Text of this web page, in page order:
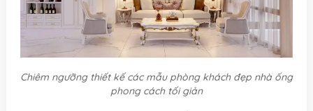
Chiêm ngưỡng thiết kế các mẫu phòng khách đẹp nhà ống
phong cách tối giản